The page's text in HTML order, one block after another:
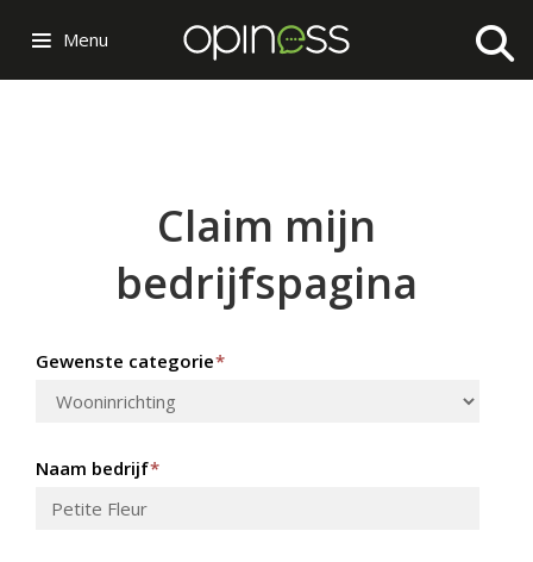
Menu
Claim mijn
bedrijfspagina
Gewenste categorie*
Naam bedrijf*